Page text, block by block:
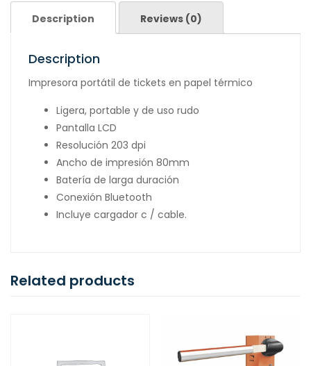
Description Reviews (0)
Description
Impresora portátil de tickets en papel térmico
Ligera, portable y de uso rudo
Pantalla LCD
Resolución 203 dpi
Ancho de impresión 80mm
Batería de larga duración
Conexión Bluetooth
Incluye cargador c / cable.
Related products